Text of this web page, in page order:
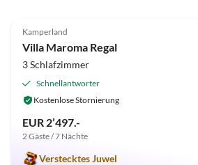
Kamperland
Villa Maroma Regal
3 Schlafzimmer
Schnellantworter
Kostenlose Stornierung
EUR 2’497.-
2 Gäste / 7 Nächte
Verstecktes Juwel